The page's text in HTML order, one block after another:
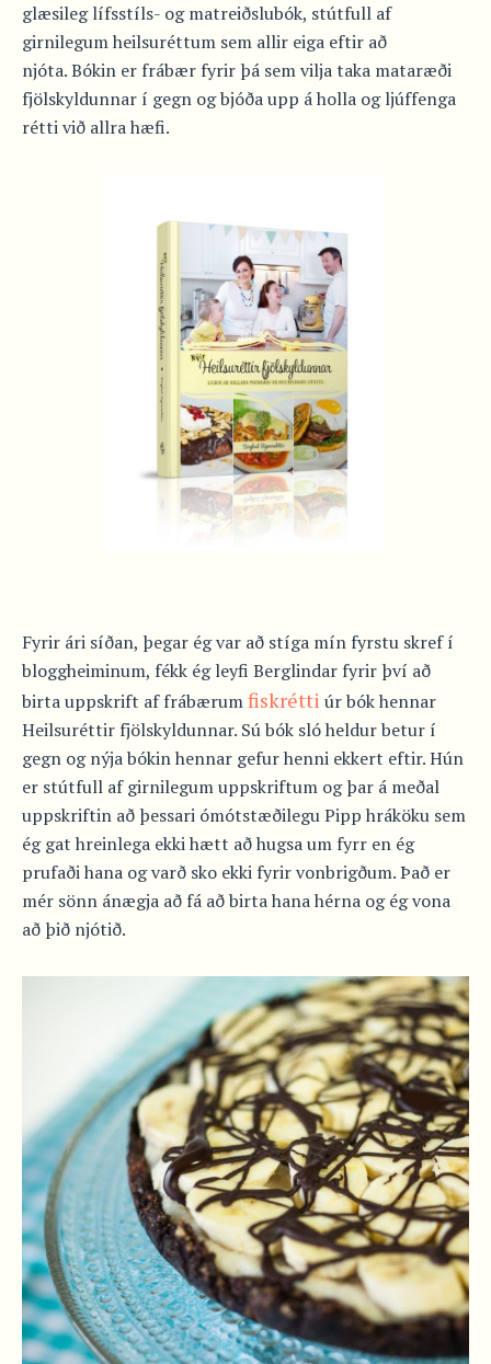
glæsileg lífsstíls- og matreiðslubók, stútfull af
girnilegum heilsuréttum sem allir eiga eftir að
njóta. Bókin er frábær fyrir þá sem vilja taka mataræði
fjölskyldunnar í gegn og bjóða upp á holla og ljúffenga
rétti við allra hæfi.
Fyrir ári síðan, þegar ég var að stíga mín fyrstu skref í
bloggheiminum, fékk ég leyfi Berglindar fyrir því að
birta uppskrift af frábærumfiskrétti úr bók hennar
Heilsuréttir fjölskyldunnar. Sú bók sló heldur betur í
gegn og nýja bókin hennar gefur henni ekkert eftir. Hún
er stútfull af girnilegum uppskriftum og þar á meðal
uppskriftin að þessari ómótstæðilegu Pipp hráköku sem
ég gat hreinlega ekki hætt að hugsa um fyrr en ég
prufaði hana og varð sko ekki fyrir vonbrigðum. Það er
mér sönn ánægja að fá að birta hana hérna og ég vona
að þið njótið.